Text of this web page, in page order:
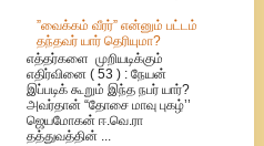
”வைக்கம் வீரர்” என்னும் பட்டம்
தந்தவர் யார் தெரியுமா?
எத்தர்களை முறியடிக்கும்
எதிர்வினை ( 53 ) : நேயன்
இப்படிக் கூறும் இந்த நபர் யார்?
அவர்தான் “தோசை மாவு புகழ்’’
ஜெயமோகன் ஈ.வெ.ரா
தத்துவத்தின் ...